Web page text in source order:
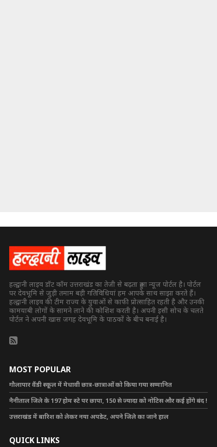
हल्द्वानी लाइव डॉट कॉम उत्तराखंड का तेजी से बढ़ता हुआ न्यूज पोर्टल है। पोर्टल
पर देवभूमि से जुड़ी तमाम बड़ी गतिविधियां हम आपके साथ साझा करते हैं।
हल्द्वानी लाइव की टीम राज्य के युवाओं से काफी प्रोत्साहित रहती है और उनकी
कामयाबी लोगों के सामने लाने की कोशिश करती है। अपनी इसी सोच के चलते
पोर्टल ने अपनी खास जगह देवभूमि के पाठकों के बीच बनाई है।
MOST POPULAR
गौलापार वैंडी स्कूल में मेधावी छात्र-छात्राओं को किया गया सम्मानित
नैनीताल जिले के 197 होम स्टे पर छापा, 150 से ज्यादा को नोटिस और कई होंगे बंद !
उत्तराखंड में बारिश को लेकर नया अपडेट, अपने जिले का जाने हाल
QUICK LINKS